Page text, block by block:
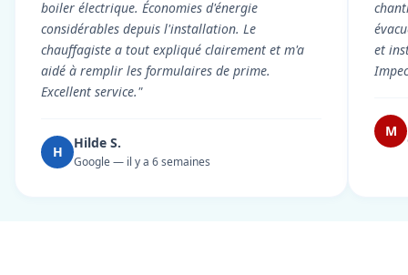
boiler électrique. Économies d'énergie
considérables depuis l'installation. Le
chauffagiste a tout expliqué clairement et m'a
aidé à remplir les formulaires de prime.
Excellent service."
H
Hilde S.
Google — il y a 6 semaines
et
M